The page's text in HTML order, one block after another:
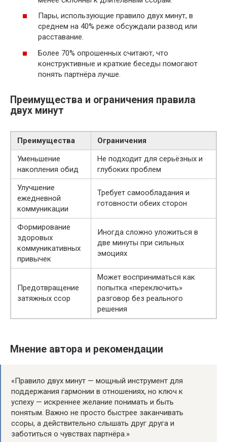
Пары, использующие правило двух минут, в
среднем на 40% реже обсуждали развод или
расставание.
Более 70% опрошенных считают, что
конструктивные и краткие беседы помогают
понять партнёра лучше.
Преимущества и ограничения правила
двух минут
Преимущества
Ограничения
Уменьшение
накопления обид
Не подходит для серьёзных и
глубоких проблем
Улучшение
ежедневной
коммуникации
Требует самообладания и
готовности обеих сторон
Формирование
здоровых
коммуникативных
привычек
Иногда сложно уложиться в
две минуты при сильных
эмоциях
Предотвращение
затяжных ссор
Может восприниматься как
попытка «переключить»
разговор без реального
решения
Мнение автора и рекомендации
«Правило двух минут — мощный инструмент для
поддержания гармонии в отношениях, но ключ к
успеху — искреннее желание понимать и быть
понятым. Важно не просто быстрее заканчивать
ссоры, а действительно слышать друг друга и
заботиться о чувствах партнёра.»